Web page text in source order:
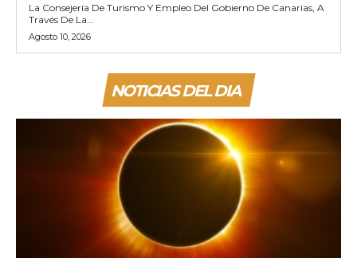
La Consejería De Turismo Y Empleo Del Gobierno De Canarias, A
Través De La...
Agosto 10, 2026
NOTICIAS DEL DIA